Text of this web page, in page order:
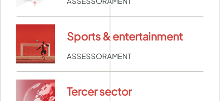
Sports & entertainment
ASSESSORAMENT
Tercer sector